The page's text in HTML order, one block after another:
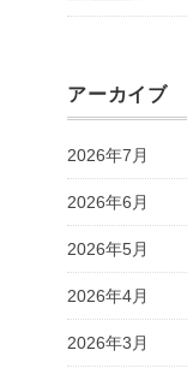
アーカイブ
2026年7月
2026年6月
2026年5月
2026年4月
2026年3月